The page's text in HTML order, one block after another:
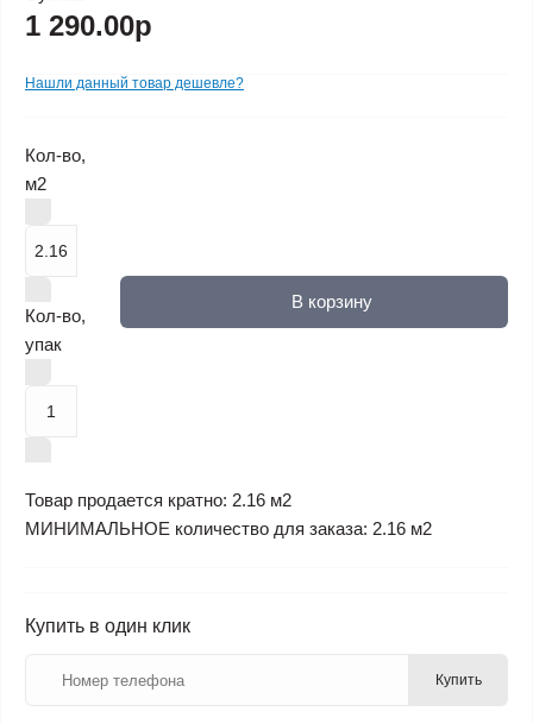
1 290.00р
Нашли данный товар дешевле?
Кол-во,
м2
Кол-во,
упак
В корзину
Товар продается кратно: 2.16 м2
МИНИМАЛЬНОЕ количество для заказа: 2.16 м2
Купить в один клик
Купить